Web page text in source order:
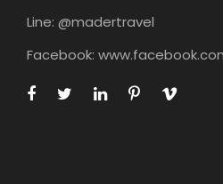
Line: @madertravel
Facebook: